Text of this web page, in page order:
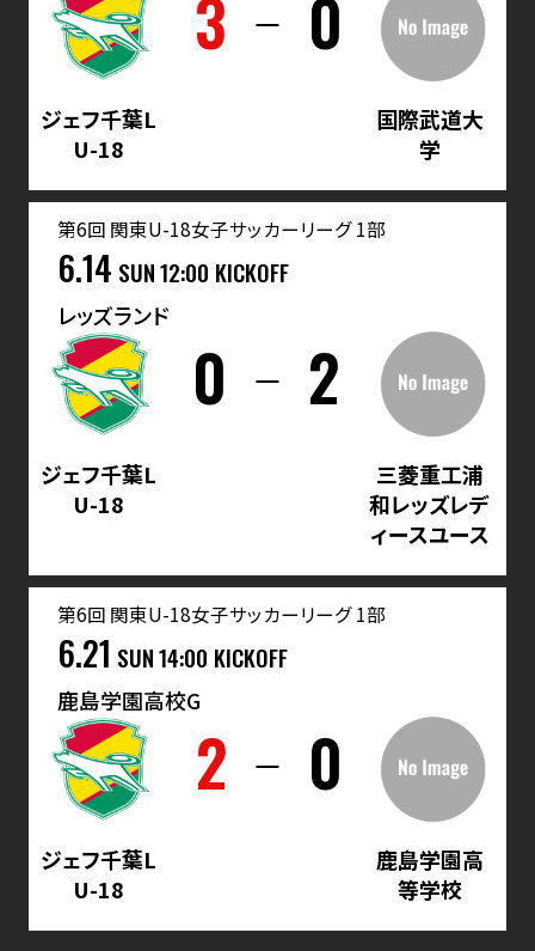
ジェフ千葉L
U-18
3 0
国際武道大
学
第6回 関東U-18女子サッカーリーグ 1部
6.14 SUN12:00 KICKOFF
レッズランド
ジェフ千葉L
U-18
0 2
三菱重工浦
和レッズレデ
ィースユース
第6回 関東U-18女子サッカーリーグ 1部
6.21 SUN14:00 KICKOFF
鹿島学園高校G
ジェフ千葉L
U-18
2 0
鹿島学園高
等学校